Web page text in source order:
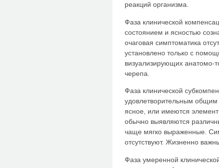
реакций организма.
Фаза клинической
состоянием и ясностью
очаговая симптоматика
установлено только с
визуализирующих анатомо-
черепа.
Фаза клинической
удовлетворительным
ясное, или имеются
обычно выявляются
чаще мягко выраженные.
отсутствуют. Жизненно
Фаза умеренной